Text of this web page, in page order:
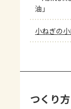
油」
小ねぎの
つくり方